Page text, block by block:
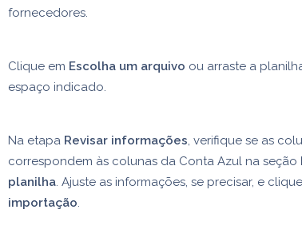
fornecedores.
Clique em Escolha um arquivo ou arraste a
espaço indicado.
Na etapa Revisar informações , verifique se as
correspondem às colunas da Conta Azul na seção
planilha . Ajuste as informações, se precisar, e
importação